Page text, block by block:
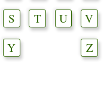
S T U
V
Y Z